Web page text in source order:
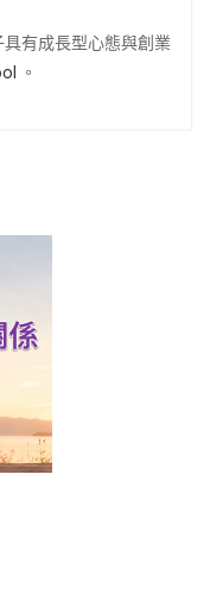
有成長型心態與創業
。